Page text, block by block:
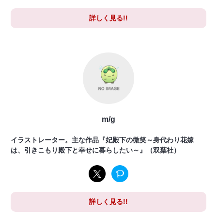
詳しく見る!!
m/g
イラストレーター。主な作品『妃殿下の微笑～身代わり花嫁
は、引きこもり殿下と幸せに暮らしたい～』（双葉社）
詳しく見る!!